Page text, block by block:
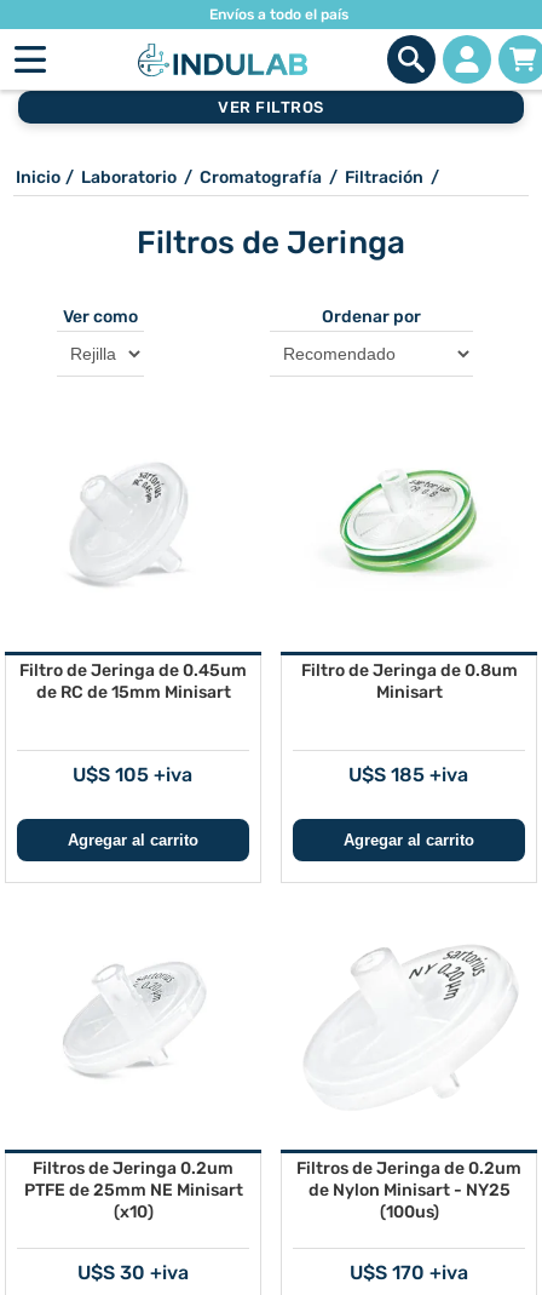
Envíos a todo el país
VER FILTROS
Inicio / Laboratorio / Cromatografía / Filtración /
Filtros de Jeringa
Ver como Ordenar por
Filtro de Jeringa de 0.45um
de RC de 15mm Minisart
U$S 105 +iva
Filtro de Jeringa de 0.8um
Minisart
U$S 185 +iva
Filtros de Jeringa 0.2um
PTFE de 25mm NE Minisart
(x10)
U$S 30 +iva
Filtros de Jeringa de 0.2um
de Nylon Minisart - NY25
(100us)
U$S 170 +iva